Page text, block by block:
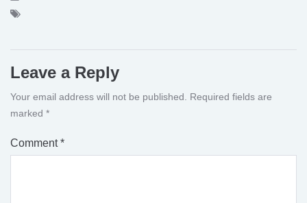
Leave a Reply
Your email address will not be published. Required fields are
marked *
Comment*